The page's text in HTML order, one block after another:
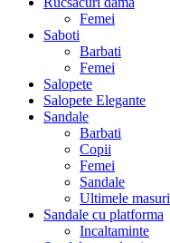
Femei
Saboti
Barbati
Femei
Salopete
Salopete Elegante
Sandale
Barbati
Copii
Femei
Sandale
Ultimele masuri
Sandale cu platforma
Incaltaminte